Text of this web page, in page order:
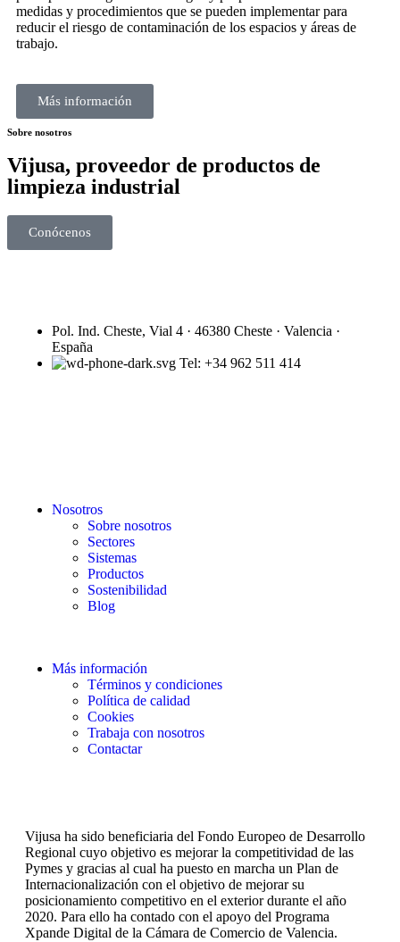
medidas y procedimientos que se pueden implementar para
reducir el riesgo de contaminación de los espacios y áreas de
trabajo.
Más información
Sobre nosotros
Vijusa, proveedor de productos de
limpieza industrial
Conócenos
Pol. Ind. Cheste, Vial 4 · 46380 Cheste · Valencia ·
España
Tel: +34 962 511 414
Nosotros
Sobre nosotros
Sectores
Sistemas
Productos
Sostenibilidad
Blog
Más información
Términos y condiciones
Política de calidad
Cookies
Trabaja con nosotros
Contactar
Vijusa ha sido beneficiaria del Fondo Europeo de Desarrollo
Regional cuyo objetivo es mejorar la competitividad de las
Pymes y gracias al cual ha puesto en marcha un Plan de
Internacionalización con el objetivo de mejorar su
posicionamiento competitivo en el exterior durante el año
2020. Para ello ha contado con el apoyo del Programa
Xpande Digital de la Cámara de Comercio de Valencia.